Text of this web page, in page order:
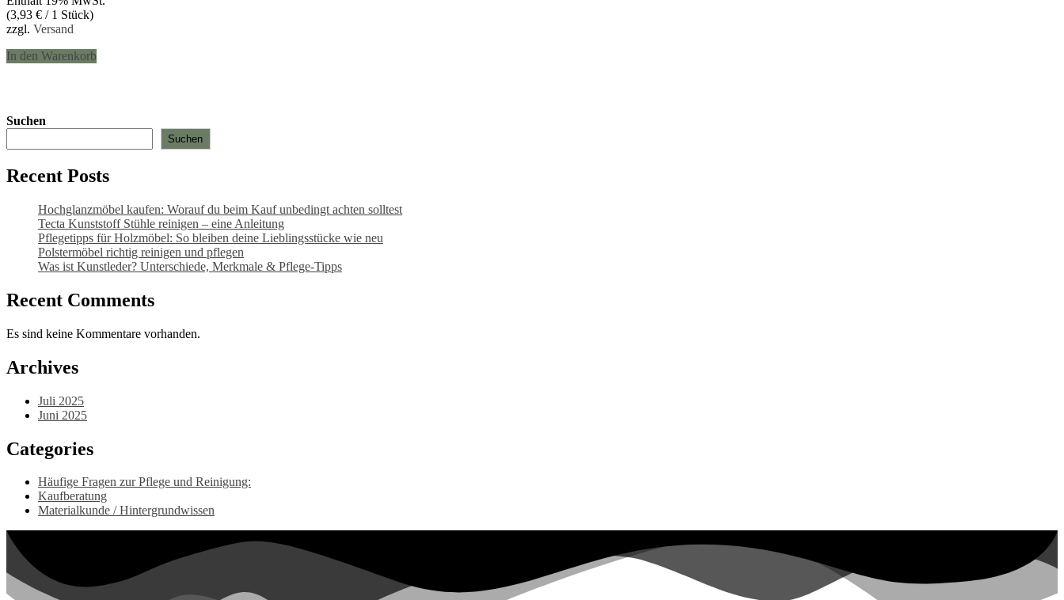
war:
69,90 €
ist:
58,95 €.
(3,93 € / 1 Stück)
zzgl. Versand
In den Warenkorb
Suchen
Suchen
Recent Posts
Hochglanzmöbel kaufen: Worauf du beim Kauf unbedingt achten solltest
Tecta Kunststoff Stühle reinigen – eine Anleitung
Pflegetipps für Holzmöbel: So bleiben deine Lieblingsstücke wie neu​
Polstermöbel richtig reinigen und pflegen
Was ist Kunstleder? Unterschiede, Merkmale & Pflege-Tipps
Recent Comments
Es sind keine Kommentare vorhanden.
Archives
Juli 2025
Juni 2025
Categories
Häufige Fragen zur Pflege und Reinigung:
Kaufberatung
Materialkunde / Hintergrundwissen